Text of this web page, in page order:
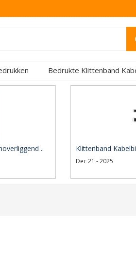
Bedrukte Klittenband
.. Klittenband
Dec 21 - 2025